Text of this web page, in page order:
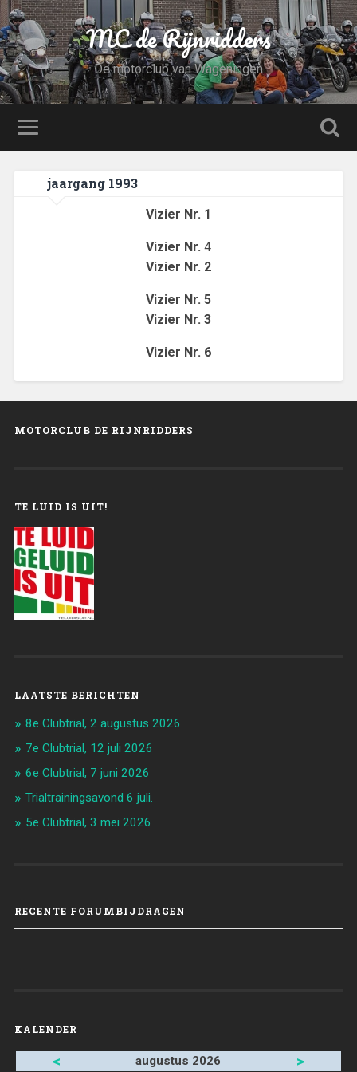
MC de Rijnridders
De motorclub van Wageningen
jaargang 1993
Vizier Nr. 1
Vizier Nr. 4
Vizier Nr. 2
Vizier Nr. 5
Vizier Nr. 3
Vizier Nr. 6
MOTORCLUB DE RIJNRIDDERS
TE LUID IS UIT!
LAATSTE BERICHTEN
8e Clubtrial, 2 augustus 2026
7e Clubtrial, 12 juli 2026
6e Clubtrial, 7 juni 2026
Trialtrainingsavond 6 juli.
5e Clubtrial, 3 mei 2026
RECENTE FORUMBIJDRAGEN
KALENDER
< augustus 2026 >